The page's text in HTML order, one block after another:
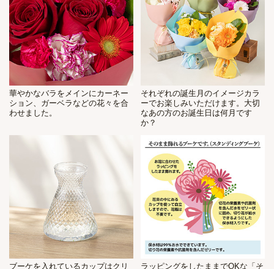
華やかなバラをメインにカーネー
ション、ガーベラなどの花々を合
わせました。
それぞれの誕生月のイメージカラ
ーでお楽しみいただけます。大切
なあの方のお誕生日は何月です
か？
ブーケを入れているカップはクリ
ラッピングをしたままでOKな「そ